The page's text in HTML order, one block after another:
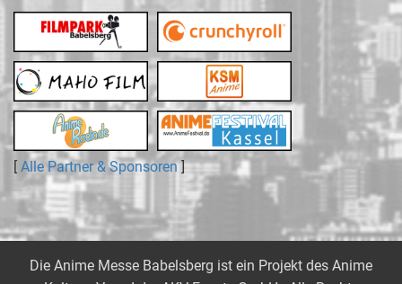
[ Alle Partner & Sponsoren]
Die Anime Messe Babelsberg ist ein Projekt des Anime